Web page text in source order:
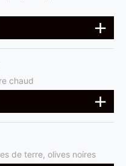
chaud
de terre, olives noires